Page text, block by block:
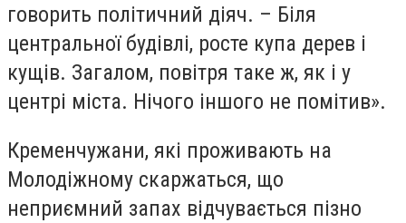
говорить політичний діяч. – Біля
центральної будівлі, росте купа дерев і
кущів. Загалом, повітря таке ж, як і у
центрі міста. Нічого іншого не помітив».
Кременчужани, які проживають на
Молодіжному скаржаться, що
неприємний запах відчувається пізно